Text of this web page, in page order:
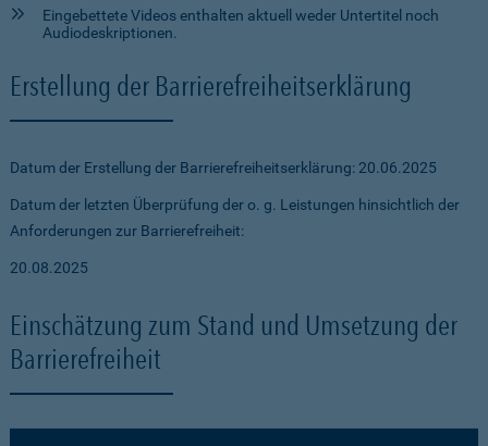
Eingebettete Videos enthalten aktuell weder Untertitel noch
Audiodeskriptionen.
Erstellung der Barrierefreiheitserklärung
Datum der Erstellung der Barrierefreiheitserklärung: 20.06.2025
Datum der letzten Überprüfung der o. g. Leistungen hinsichtlich der
Anforderungen zur Barrierefreiheit:
20.08.2025
Einschätzung zum Stand und Umsetzung der
Barrierefreiheit